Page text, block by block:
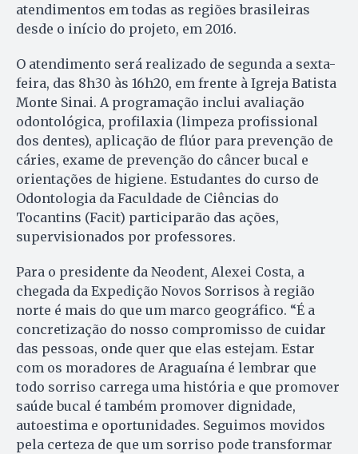
atendimentos em todas as regiões brasileiras
desde o início do projeto, em 2016.
O atendimento será realizado de segunda a sexta-
feira, das 8h30 às 16h20, em frente à Igreja Batista
Monte Sinai. A programação inclui avaliação
odontológica, profilaxia (limpeza profissional
dos dentes), aplicação de flúor para prevenção de
cáries, exame de prevenção do câncer bucal e
orientações de higiene. Estudantes do curso de
Odontologia da Faculdade de Ciências do
Tocantins (Facit) participarão das ações,
supervisionados por professores.
Para o presidente da Neodent, Alexei Costa, a
chegada da Expedição Novos Sorrisos à região
norte é mais do que um marco geográfico. “É a
concretização do nosso compromisso de cuidar
das pessoas, onde quer que elas estejam. Estar
com os moradores de Araguaína é lembrar que
todo sorriso carrega uma história e que promover
saúde bucal é também promover dignidade,
autoestima e oportunidades. Seguimos movidos
pela certeza de que um sorriso pode transformar